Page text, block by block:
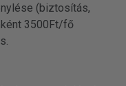
(biztosítás,
3500Ft/fő